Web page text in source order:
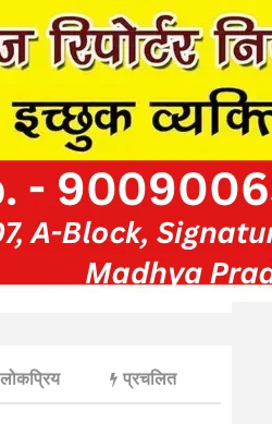
लोकप्रिय प्रचलित